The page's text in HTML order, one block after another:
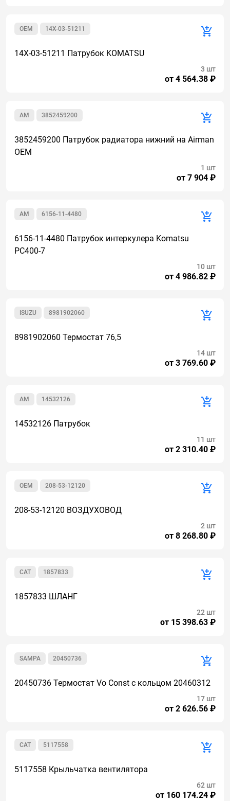
14X-03-51211
OEM
14X-03-51211 Патрубок KOMATSU
от 4 564.38 ₽
3 шт
3852459200
AM
3852459200 Патрубок радиатора нижний на Airman
OEM
от 7 904 ₽
1 шт
6156-11-4480
AM
6156-11-4480 Патрубок интеркулера Komatsu
PC400-7
от 4 986.82 ₽
10 шт
8981902060
ISUZU
8981902060 Термостат 76,5
от 3 769.60 ₽
14 шт
14532126
AM
14532126 Патрубок
от 2 310.40 ₽
11 шт
208-53-12120
OEM
208-53-12120 ВОЗДУХОВОД
от 8 268.80 ₽
2 шт
1857833
CAT
1857833 ШЛАНГ
от 15 398.63 ₽
22 шт
20450736
SAMPA
20450736 Термостат Vo Const с кольцом 20460312
от 2 626.56 ₽
17 шт
5117558
CAT
5117558 Крыльчатка вентилятора
от 160 174.24 ₽
62 шт